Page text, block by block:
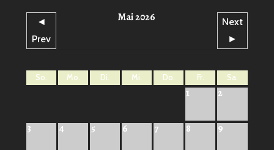
◄
Prev
Mai 2026
Next
►
So. Mo. Di. Mi. Do. Fr. Sa.
1 2
3 4 5 6 7 8 9